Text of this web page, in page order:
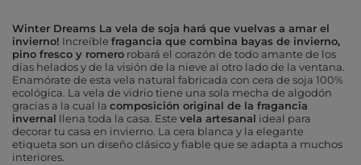
Winter Dreams La vela de soja hará que vuelvas a amar el
invierno! Increíble fragancia que combina bayas de invierno,
pino fresco y romero robará el corazón de todo amante de los
días helados y de la visión de la nieve al otro lado de la ventana.
Enamórate de esta vela natural fabricada con cera de soja 100%
ecológica. La vela de vidrio tiene una sola mecha de algodón
gracias a la cual la composición original de la fragancia
invernal llena toda la casa. Este vela artesanal ideal para
decorar tu casa en invierno. La cera blanca y la elegante
etiqueta son un diseño clásico y fiable que se adapta a muchos
interiores.